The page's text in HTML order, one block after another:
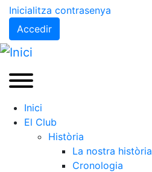
Inicialitza contrasenya
Accedir
Inici
El Club
Història
La nostra història
Cronologia